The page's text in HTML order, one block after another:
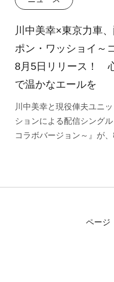
川中美幸×東京力車
ポン・ワッショイ～
8月5日リリース！
で温かなエールを
川中美幸と現役俥夫ユニ
ションによる配信シング
コラボバージョン～』が
ペー